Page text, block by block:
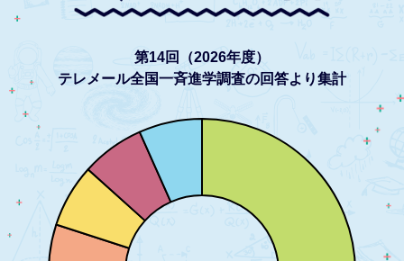
第14回（2026年度）
テレメール全国一斉進学調査の回答より集計